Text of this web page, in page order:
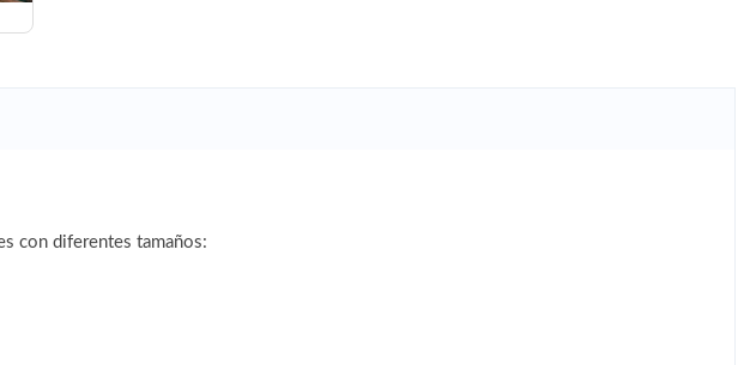
con diferentes tamaños: